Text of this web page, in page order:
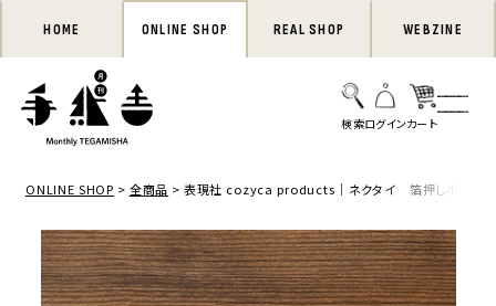
HOME ONLINE SHOP REAL SHOP WEBZINE
ONLINE SHOP 全商品 表現社 cozyca products｜ネクタイ 箔押しポストカ